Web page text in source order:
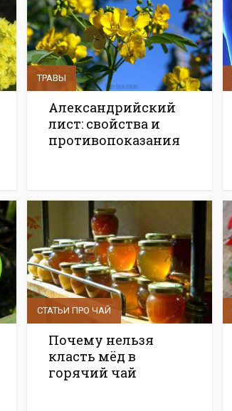
ТРАВЫ
Александрийский
лист: свойства и
противопоказания
СТАТЬИ ПРО ЧАЙ
Почему нельзя
класть мёд в
горячий чай